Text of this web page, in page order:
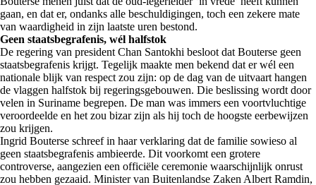
gaan, en dat er, ondanks alle beschuldigingen, toch een zekere mate
van waardigheid in zijn laatste uren bestond.
Geen staatsbegrafenis, wél halfstok
De regering van president Chan Santokhi besloot dat Bouterse geen
staatsbegrafenis krijgt. Tegelijk maakte men bekend dat er wél een
nationale blijk van respect zou zijn: op de dag van de uitvaart hangen
de vlaggen halfstok bij regeringsgebouwen. Die beslissing wordt door
velen in Suriname begrepen. De man was immers een voortvluchtige
veroordeelde en het zou bizar zijn als hij toch de hoogste eerbewijzen
zou krijgen.
Ingrid Bouterse schreef in haar verklaring dat de familie sowieso al
geen staatsbegrafenis ambieerde. Dit voorkomt een grotere
controverse, aangezien een officiële ceremonie waarschijnlijk onrust
zou hebben gezaaid. Minister van Buitenlandse Zaken Albert Ramdin,